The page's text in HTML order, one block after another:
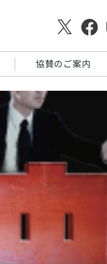
協賛のご案内